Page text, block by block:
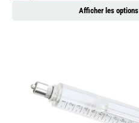
Afficher les options